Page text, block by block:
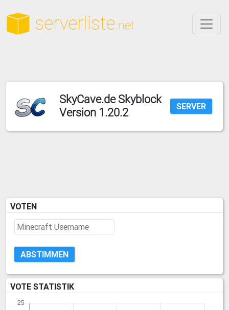
SkyCave.de Skyblock
Version 1.20.2
SERVER
VOTEN
ABSTIMMEN
VOTE STATISTIK